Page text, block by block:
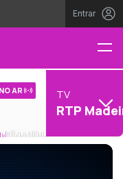
Entrar
NO AR TV
RTP